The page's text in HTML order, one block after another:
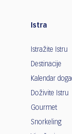
Istra
Istražite Istru
Destinacije
Kalendar
Doživite Istru
Gourmet
Snorkeling